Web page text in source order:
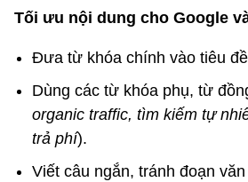
Tối ưu nội dung cho Google
Đưa từ khóa chính vào tiêu
Dùng các từ khóa phụ, từ
organic traffic, tìm kiếm tự
trả phí).
Viết câu ngắn, tránh đoạn